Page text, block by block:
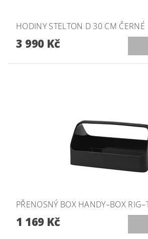
HODINY STELTON D 30 CM ČERNÉ
3 990 Kč
PŘENOSNÝ BOX HANDY–BOX
1 169 Kč